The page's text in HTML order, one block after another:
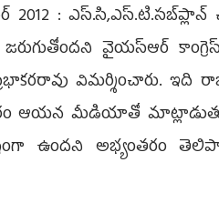
: ఎస్.సి,ఎస్.టి.సబ్‌ప్లాన్
జరుగుతోందని వైయస్ఆర్
విమర్శించారు. ఇది
మీడియాతో మాట్లాడుతూ
ఉందని అభ్యంతరం